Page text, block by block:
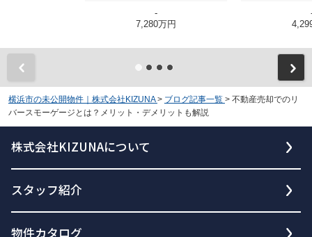
-
7,280万円
横浜市の未公開物件｜株式会社KIZUNA > ブログ記事一覧 > 不動産売却でのリ
バースモーゲージとは？メリット・デメリットも解説
株式会社KIZUNAについて
スタッフ紹介
物件カタログ